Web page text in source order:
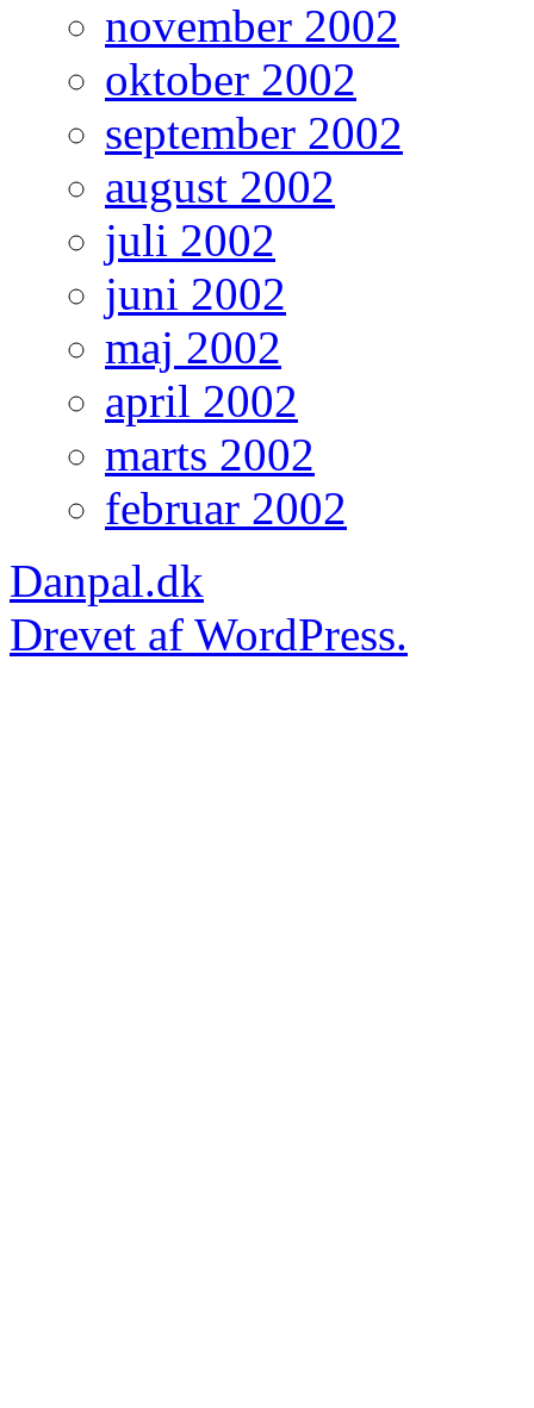
november 2002
oktober 2002
september 2002
august 2002
juli 2002
juni 2002
maj 2002
april 2002
marts 2002
februar 2002
Danpal.dk
Drevet af WordPress.